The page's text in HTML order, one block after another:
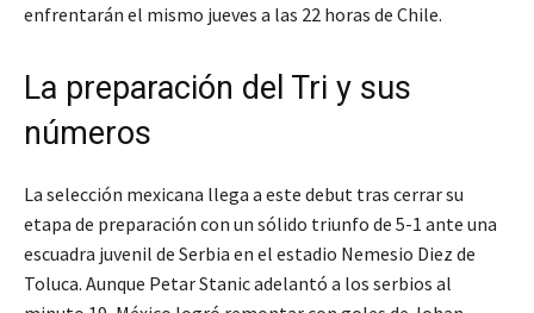
enfrentarán el mismo jueves a las 22 horas de Chile.
La preparación del Tri y sus
números
La selección mexicana llega a este debut tras cerrar su
etapa de preparación con un sólido triunfo de 5-1 ante una
escuadra juvenil de Serbia en el estadio Nemesio Diez de
Toluca. Aunque Petar Stanic adelantó a los serbios al